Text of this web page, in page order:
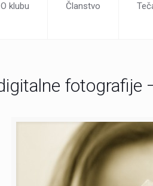
O klubu Članstvo
fotografije